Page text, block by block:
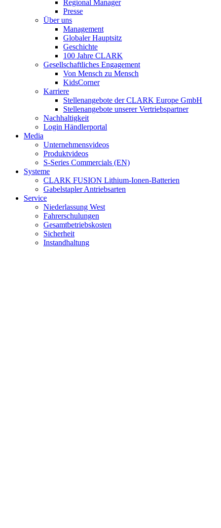
Regional Manager
Presse
Über uns
Management
Globaler Hauptsitz
Geschichte
100 Jahre CLARK
Gesellschaftliches Engagement
Von Mensch zu Mensch
KidsCorner
Karriere
Stellenangebote der CLARK Europe GmbH
Stellenangebote unserer Vertriebspartner
Nachhaltigkeit
Login Händlerportal
Media
Unternehmensvideos
Produktvideos
S-Series Commercials (EN)
Systeme
CLARK FUSION Lithium-Ionen-Batterien
Gabelstapler Antriebsarten
Service
Niederlassung West
Fahrerschulungen
Gesamtbetriebskosten
Sicherheit
Instandhaltung